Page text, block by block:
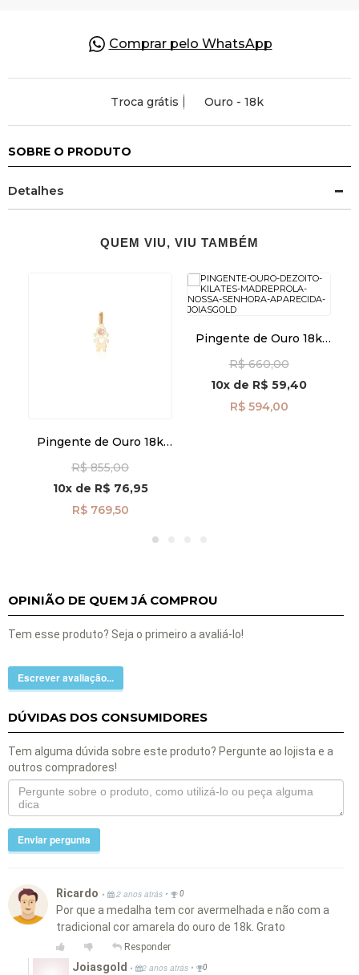
Comprar pelo WhatsApp
Troca grátis Ouro - 18k
SOBRE O PRODUTO
Detalhes
QUEM VIU, VIU TAMBÉM
Pingente de Ouro 18k
Rosa 3mm pi24473
R$ 855,00
10xde R$ 76,95
R$ 769,50
Pingente de Ouro 18k
Aparecida pi24491
R$ 660,00
10x de R$ 59,40
R$ 594,00
OPINIÃO DE QUEM JÁ COMPROU
Tem esse produto? Seja o primeiro a avaliá-lo!
Escrever avaliação...
DÚVIDAS DOS CONSUMIDORES
Tem alguma dúvida sobre este produto? Pergunte ao lojista e a
outros compradores!
Enviar pergunta
Ricardo • 2 anos atrás • 0
Por que a medalha tem cor avermelhada e não com a
tradicional cor amarela do ouro de 18k. Grato
Responder
Joiasgold • 2 anos atrás • 0
Presente